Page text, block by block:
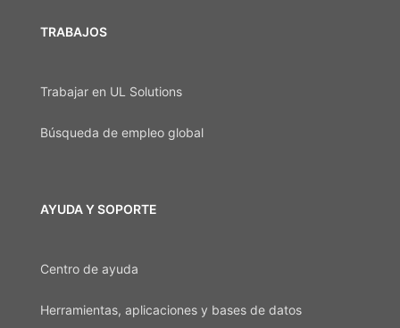
TRABAJOS
Trabajar en UL Solutions
Búsqueda de empleo global
AYUDA Y SOPORTE
Centro de ayuda
Herramientas, aplicaciones y bases de datos